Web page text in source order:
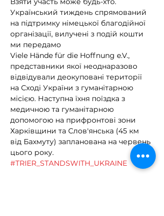
Український тиждень спрямований
на підтримку німецької благодійної
організації, вилучені з подій кошти
ми передамо
Viele Hände für die Hoffnung e.V.,
представники якої неоднаразово
відвідували деокуповані території
на Сході України з гуманітарною
місією. Наступна їхня поїздка з
медичною та гуманітарною
допомогою на прифронтові зони
Харківщини та Слов'янська (45 км
від Бахмуту) запланована на червень
цього року.
#TRIER_STANDSWITH_UKRAINE